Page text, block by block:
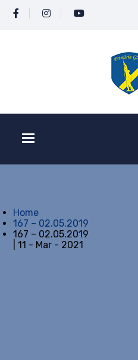
Home
167 – 02.05.2019
167 – 02.05.2019
| 11 - Mar - 2021